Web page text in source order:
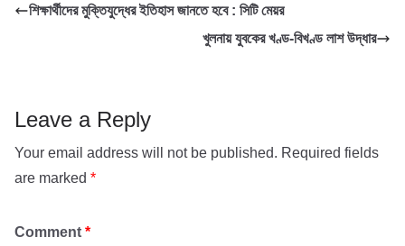
o
e
s
i
a
শিক্ষার্থীদের মুক্তিযুদ্ধের ইতিহাস জানতে হবে : সিটি মেয়র
খুলনায় যুবকের খণ্ড-বিখণ্ড লাশ উদ্ধার
Leave a Reply
Your email address will not be published. Required fields
are marked *
Comment *